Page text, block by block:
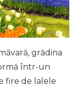
grădina
într-un
fire de lalele